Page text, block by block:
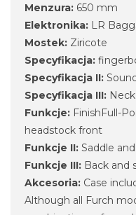
Menzura: 650 mm
Elektronika: LR
Mostek: Ziricote
Specyfikacja:
Specyfikacja II:
Specyfikacja III:
Funkcje: FinishFull-
headstock front
Funkcje II: Saddle
Funkcje III: Back and
Akcesoria: Case
Although all Furch